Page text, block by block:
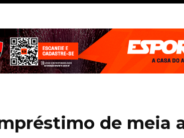
de meia